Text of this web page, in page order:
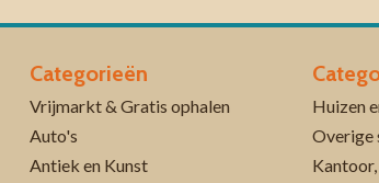
Categorieën
Vrijmarkt & Gratis ophalen
Auto's
Antiek en Kunst
Huizen
Overige